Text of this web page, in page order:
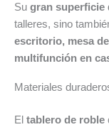
Su gran superficie
talleres, sino
escritorio, mesa
multifunción en
Materiales
El tablero de roble